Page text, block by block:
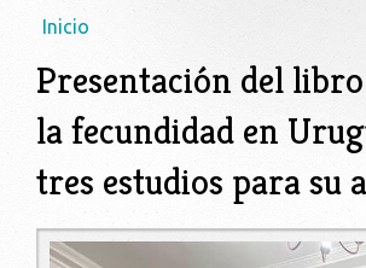
Usted está aquí
Inicio
Presentación del libro
la fecundidad en
tres estudios para su
lib2.jpg